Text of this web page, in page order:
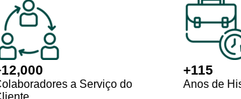
12,000
a Serviço do
+115
Anos de